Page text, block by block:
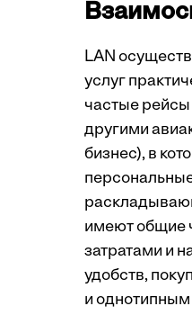
LAN
услуг
частые
другими
бизнес), в
имеют общие
затратами и
удобств,
и